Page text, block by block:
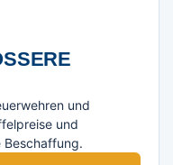
M
und
und
Beschaffung.